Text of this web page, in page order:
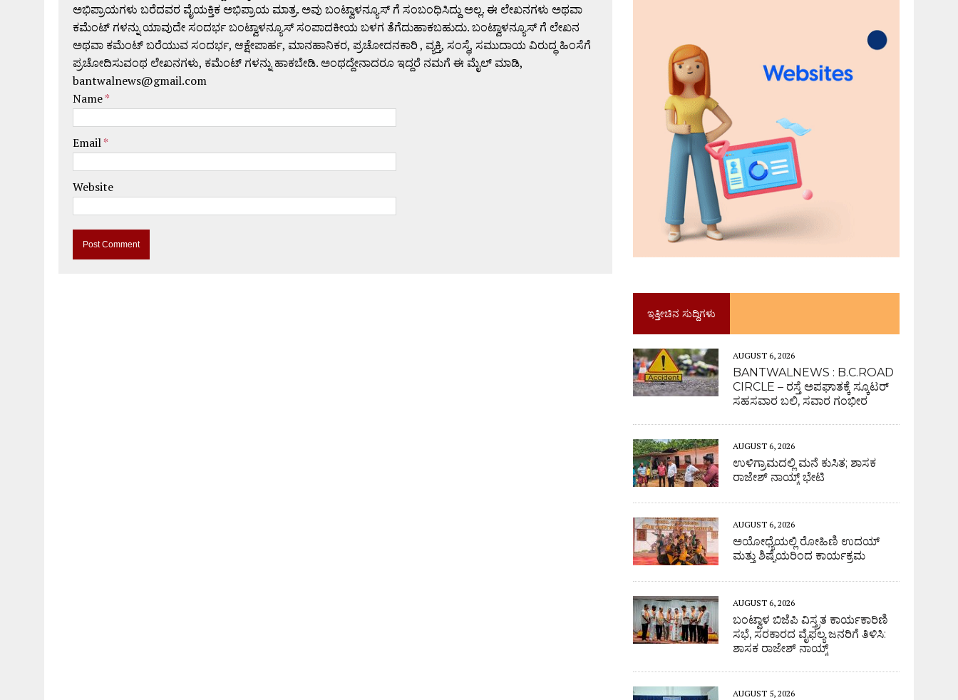
ಅಭಿಪ್ರಾಯಗಳು ಬರೆದವರ ವೈಯಕ್ತಿಕ ಅಭಿಪ್ರಾಯ ಮಾತ್ರ. ಅವು ಬಂಟ್ವಾಳನ್ಯೂಸ್ ಗೆ ಸಂಬಂಧಿಸಿದ್ದು ಅಲ್ಲ. ಈ ಲೇಖನಗಳು ಅಥವಾ
ಕಮೆಂಟ್ ಗಳನ್ನು ಯಾವುದೇ ಸಂದರ್ಭ ಬಂಟ್ವಾಳನ್ಯೂಸ್ ಸಂಪಾದಕೀಯ ಬಳಗ ತೆಗೆದುಹಾಕಬಹುದು. ಬಂಟ್ವಾಳನ್ಯೂಸ್ ಗೆ ಲೇಖನ
ಅಥವಾ ಕಮೆಂಟ್ ಬರೆಯುವ ಸಂದರ್ಭ, ಆಕ್ಷೇಪಾರ್ಹ, ಮಾನಹಾನಿಕರ, ಪ್ರಚೋದನಕಾರಿ , ವ್ಯಕ್ತಿ, ಸಂಸ್ಥೆ, ಸಮುದಾಯ ವಿರುದ್ಧ ಹಿಂಸೆಗೆ
ಪ್ರಚೋದಿಸುವಂಥ ಲೇಖನಗಳು, ಕಮೆಂಟ್ ಗಳನ್ನು ಹಾಕಬೇಡಿ. ಅಂಥದ್ದೇನಾದರೂ ಇದ್ದರೆ ನಮಗೆ ಈ ಮೈಲ್ ಮಾಡಿ,
bantwalnews@gmail.com
Name*
Email*
Website
ಇತ್ತೀಚಿನ ಸುದ್ದಿಗಳು
AUGUST 6, 2026
BANTWALNEWS : B.C.ROAD
CIRCLE – ರಸ್ತೆ ಅಪಘಾತಕ್ಕೆ ಸ್ಕೂಟರ್
ಸಹಸವಾರ ಬಲಿ, ಸವಾರ ಗಂಭೀರ
AUGUST 6, 2026
ಉಳಿಗ್ರಾಮದಲ್ಲಿ ಮನೆ ಕುಸಿತ; ಶಾಸಕ
ರಾಜೇಶ್ ನಾಯ್ಕ್ ಭೇಟಿ
AUGUST 6, 2026
ಅಯೋಧ್ಯೆಯಲ್ಲಿ ರೋಹಿಣಿ ಉದಯ್
ಮತ್ತು ಶಿಷ್ಯೆಯರಿಂದ ಕಾರ್ಯಕ್ರಮ
AUGUST 6, 2026
ಬಂಟ್ವಾಳ ಬಿಜೆಪಿ ವಿಸ್ತ್ರತ ಕಾರ್ಯಕಾರಿಣಿ
ಸಭೆ, ಸರಕಾರದ ವೈಫಲ್ಯ ಜನರಿಗೆ ತಿಳಿಸಿ:
ಶಾಸಕ ರಾಜೇಶ್ ನಾಯ್ಕ್
AUGUST 5, 2026